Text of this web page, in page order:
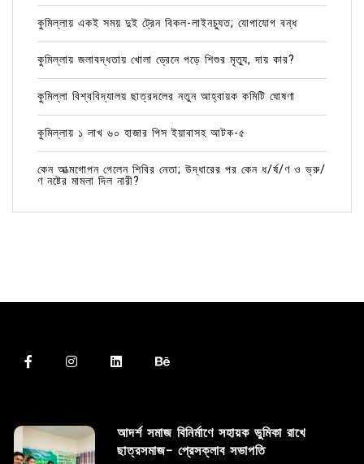
কুমিল্লায় একই সময় দুই ট্রেন বিকল-লাইনচ্যুত; যোগাযোগ বন্ধ
কুমিল্লায় জলাবদ্ধতায় খোলা ড্রেনে পড়ে শিশুর মৃত্যু, দায় কার?
কুমিল্লা বিশ্ববিদ্যালয় ছাত্রদলের নতুন আহ্বায়ক কমিটি ঘোষণা
কুমিল্লায় ১ লাখ ৬০ হাজার পিস ইয়াবাসহ আটক-৫
কেন আত্মগোপন গেলেন শিবির নেতা; উদ্ধারের পর কেন ধ/র্ষ/ণ ও ভ্রু/
ণ নষ্টের মামলা দিল নারী?
আদর্শ সমাজ বিনির্মাণে সহায়ক ভুমিকা রাখে
ছাত্রসমাজ- প্রেসক্লাব সভাপতি